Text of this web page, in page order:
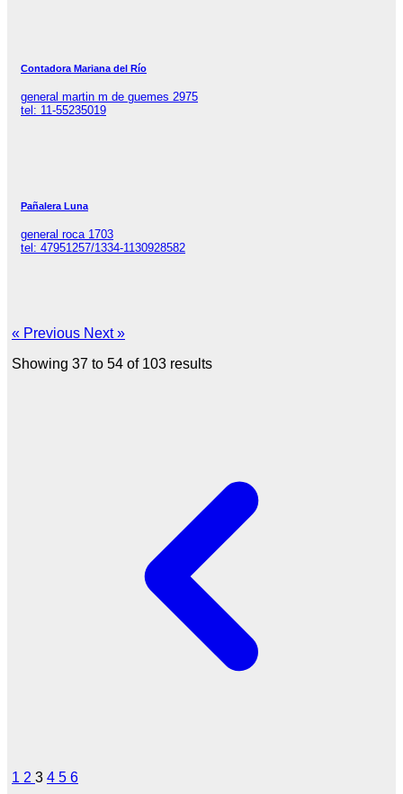
Contadora Mariana del Río
general martin m de guemes 2975
tel: 11-55235019
Pañalera Luna
general roca 1703
tel: 47951257/1334-1130928582
« Previous Next »
Showing 37 to 54 of 103 results
1 2 3 4 5 6